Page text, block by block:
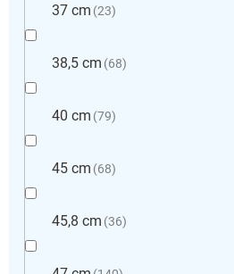
37 cm 23
38,5 cm 68
40 cm 79
45 cm 68
45,8 cm 36